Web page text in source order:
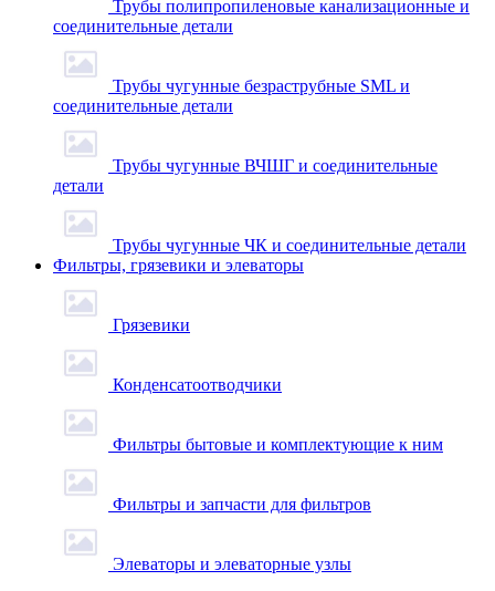
Трубы полипропиленовые канализационные и
соединительные детали
Трубы чугунные безраструбные SML и
соединительные детали
Трубы чугунные ВЧШГ и соединительные
детали
Трубы чугунные ЧК и соединительные детали
Фильтры, грязевики и элеваторы
Грязевики
Конденсатоотводчики
Фильтры бытовые и комплектующие к ним
Фильтры и запчасти для фильтров
Элеваторы и элеваторные узлы